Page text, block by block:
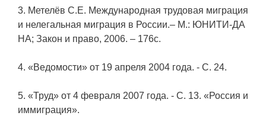
3. Метелёв С.Е. Международная трудовая миграция
и нелегальная миграция в России.– М.: ЮНИТИ-ДА
НА; Закон и право, 2006. – 176с.
4. «Ведомости» от 19 апреля 2004 года. - С. 24.
5. «Труд» от 4 февраля 2007 года. - С. 13. «Россия и
иммиграция».